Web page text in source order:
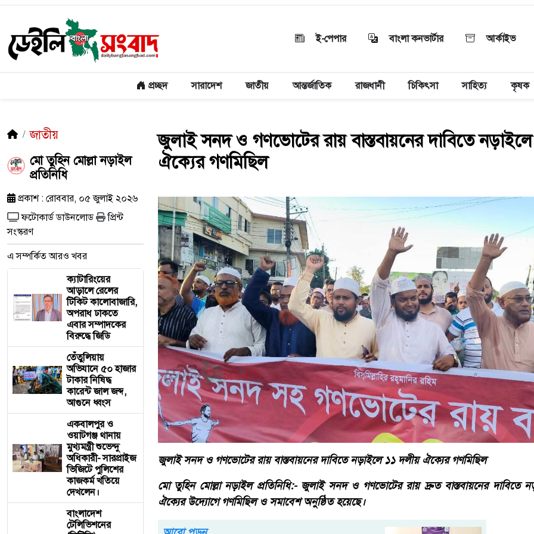
ই-পেপার বাংলা কনভার্টার আর্কাইভ
প্রচ্ছদ সারাদেশ জাতীয় আন্তর্জাতিক রাজধানী চিকিৎসা সাহিত্য কৃষক
জাতীয়
মো তুহিন মোল্লা নড়াইল
প্রতিনিধি
প্রকাশ : রোববার, ০৫ জুলাই ২০২৬
ফটোকার্ড ডাউনলোড
প্রিন্ট
সংস্করণ
এ সম্পর্কিত আরও খবর
ক্যাটারিংয়ের
আড়ালে রেলের
টিকিট কালোবাজারি,
অপরাধ ঢাকতে
এবার সম্পাদকের
বিরুদ্ধে জিডি
তেঁতুলিয়ায়
অভিযানে ৫০ হাজার
টাকার নিষিদ্ধ
কারেন্ট জাল জব্দ,
আগুনে ধ্বংস
একবালপুর ও
ওয়াটগঞ্জ থানায়
মুখ্যমন্ত্রী শুভেন্দু
অধিকারী- সারপ্রাইজ
ভিজিটে পুলিশের
কাজকর্ম খতিয়ে
দেখলেন।
বাংলাদেশ
টেলিভিশনের
জুলাই সনদ ও গণভোটের রায় বাস্তবায়নের দাবিতে
ঐক্যের গণমিছিল
জুলাই সনদ ও গণভোটের রায় বাস্তবায়নের দাবিতে নড়াইলে ১১ দলীয় ঐক্যের গণমিছিল
মো তুহিন মোল্লা নড়াইল প্রতিনিধি:- জুলাই সনদ ও গণভোটের রায় দ্রুত বাস্তবায়নের দাবিতে
ঐক্যের উদ্যোগে গণমিছিল ও সমাবেশ অনুষ্ঠিত হয়েছে।